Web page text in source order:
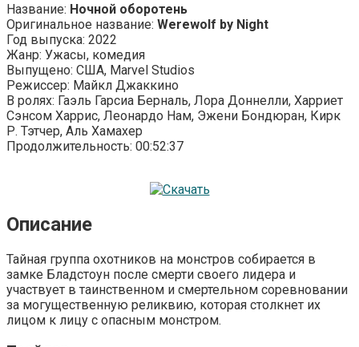
Название: Ночной оборотень
Оригинальное название: Werewolf by Night
Год выпуска: 2022
Жанр: Ужасы, комедия
Выпущено: США, Marvel Studios
Режиссер: Майкл Джаккино
В ролях: Гаэль Гарсиа Берналь, Лора Доннелли, Харриет
Сэнсом Харрис, Леонардо Нам, Эжени Бондюран, Кирк
Р. Тэтчер, Аль Хамахер
Продолжительность: 00:52:37
Описание
Тайная группа охотников на монстров собирается в
замке Бладстоун после смерти своего лидера и
участвует в таинственном и смертельном соревновании
за могущественную реликвию, которая столкнет их
лицом к лицу с опасным монстром.